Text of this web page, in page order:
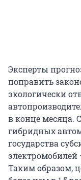
Эксперты
поправить
экологически
в конце месяца.
гибридных
государства
электромобилей
Таким образом,